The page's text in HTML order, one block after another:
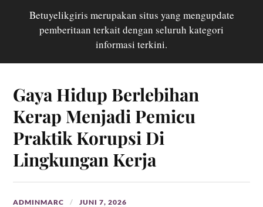
Betuyelikgiris merupakan situs yang mengupdate
pemberitaan terkait dengan seluruh kategori
informasi terkini.
Gaya Hidup Berlebihan
Kerap Menjadi Pemicu
Praktik Korupsi Di
Lingkungan Kerja
ADMINMARC JUNI 7, 2026